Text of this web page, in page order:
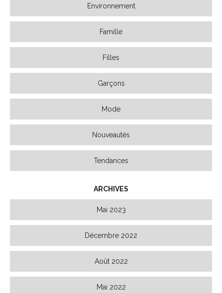
Environnement
Famille
Filles
Garçons
Mode
Nouveautés
Tendances
ARCHIVES
Mai 2023
Décembre 2022
Août 2022
Mai 2022